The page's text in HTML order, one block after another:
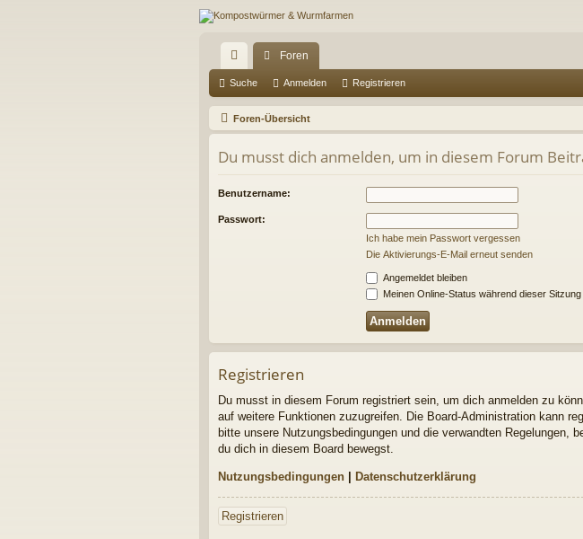
ch
ne
llz
ug
riff
Foren
Suche Anmelden Registrieren
Foren-Übersicht
Du musst dich anmelden, um in diesem Forum
Benutzername:
Passwort:
Ich habe mein Passwort vergessen
Die Aktivierungs-E-Mail erneut senden
Angemeldet bleiben
Meinen Online-Status während dieser
Registrieren
Du musst in diesem Forum registriert sein, um dich anmelden zu
auf weitere Funktionen zuzugreifen. Die Board-Administration kann
bitte unsere Nutzungsbedingungen und die verwandten Regelungen,
du dich in diesem Board bewegst.
Nutzungsbedingungen | Datenschutzerklärung
Registrieren